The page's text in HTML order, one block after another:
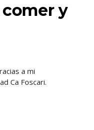
y
a mi
Ca Foscari.